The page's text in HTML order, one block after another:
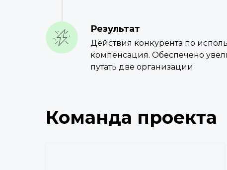
Результат
Действия конкурента по
компенсация. Обеспечено
путать две организации
Команда проекта